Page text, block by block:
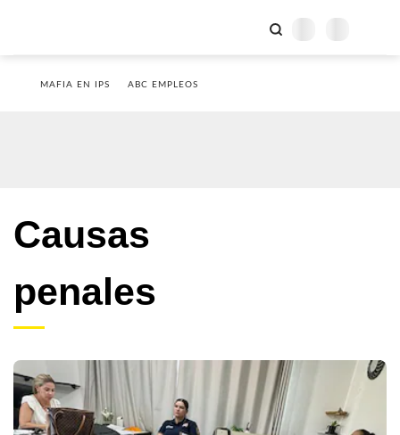
MAFIA EN IPS ABC EMPLEOS
Causas
penales